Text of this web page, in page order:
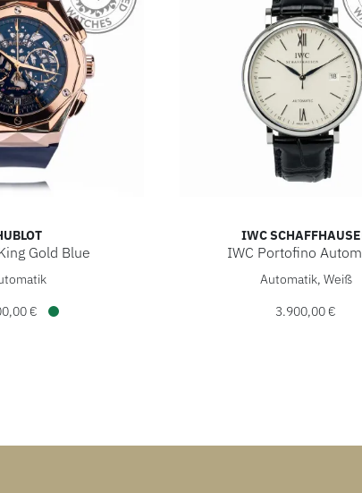
€, Verfügbar
Gold Blue
King Gold Blue, Ref: 525.OX.5180.RX.ORL21, Preis:
€
IWC
IWC Portofino
IWC Schaffhausen IWC
Automatik, Weiß
3.900,00 €